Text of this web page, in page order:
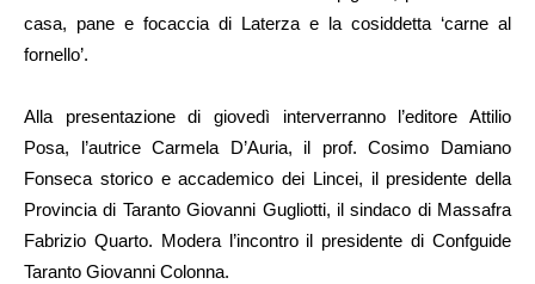
casa, pane e focaccia di Laterza e la cosiddetta ‘carne al
fornello’.
Alla presentazione di giovedì interverranno l’editore Attilio
Posa, l’autrice Carmela D’Auria, il prof. Cosimo Damiano
Fonseca storico e accademico dei Lincei, il presidente della
Provincia di Taranto Giovanni Gugliotti, il sindaco di Massafra
Fabrizio Quarto. Modera l’incontro il presidente di Confguide
Taranto Giovanni Colonna.